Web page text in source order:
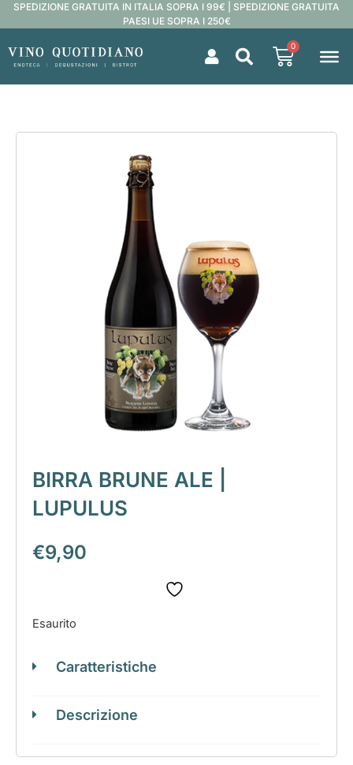
SPEDIZIONE GRATUITA IN ITALIA SOPRA I 99€ | SPEDIZIONE GRATUITA
PAESI UE SOPRA I 250€
0
BIRRA BRUNE ALE |
LUPULUS
€9,90
Esaurito
Caratteristiche
Descrizione